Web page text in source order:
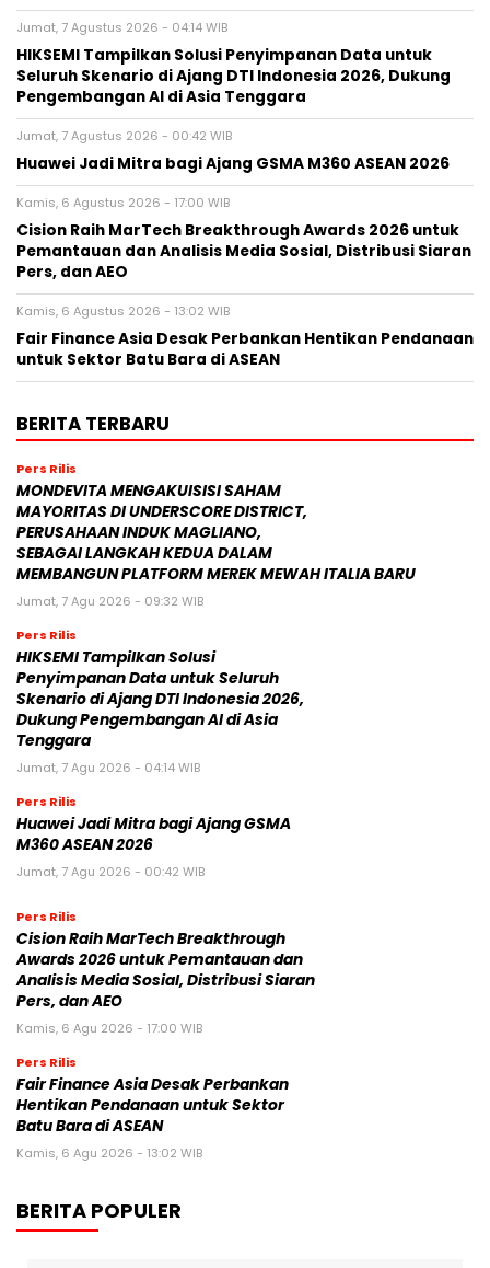
Jumat, 7 Agustus 2026 - 04:14 WIB
HIKSEMI Tampilkan Solusi Penyimpanan Data untuk
Seluruh Skenario di Ajang DTI Indonesia 2026, Dukung
Pengembangan AI di Asia Tenggara
Jumat, 7 Agustus 2026 - 00:42 WIB
Huawei Jadi Mitra bagi Ajang GSMA M360 ASEAN 2026
Kamis, 6 Agustus 2026 - 17:00 WIB
Cision Raih MarTech Breakthrough Awards 2026 untuk
Pemantauan dan Analisis Media Sosial, Distribusi Siaran
Pers, dan AEO
Kamis, 6 Agustus 2026 - 13:02 WIB
Fair Finance Asia Desak Perbankan Hentikan Pendanaan
untuk Sektor Batu Bara di ASEAN
BERITA TERBARU
Pers Rilis
MONDEVITA MENGAKUISISI SAHAM
MAYORITAS DI UNDERSCORE DISTRICT,
PERUSAHAAN INDUK MAGLIANO,
SEBAGAI LANGKAH KEDUA DALAM
MEMBANGUN PLATFORM MEREK MEWAH ITALIA BARU
Jumat, 7 Agu 2026 - 09:32 WIB
Pers Rilis
HIKSEMI Tampilkan Solusi
Penyimpanan Data untuk Seluruh
Skenario di Ajang DTI Indonesia 2026,
Dukung Pengembangan AI di Asia
Tenggara
Jumat, 7 Agu 2026 - 04:14 WIB
Pers Rilis
Huawei Jadi Mitra bagi Ajang GSMA
M360 ASEAN 2026
Jumat, 7 Agu 2026 - 00:42 WIB
Pers Rilis
Cision Raih MarTech Breakthrough
Awards 2026 untuk Pemantauan dan
Analisis Media Sosial, Distribusi Siaran
Pers, dan AEO
Kamis, 6 Agu 2026 - 17:00 WIB
Pers Rilis
Fair Finance Asia Desak Perbankan
Hentikan Pendanaan untuk Sektor
Batu Bara di ASEAN
Kamis, 6 Agu 2026 - 13:02 WIB
BERITA POPULER